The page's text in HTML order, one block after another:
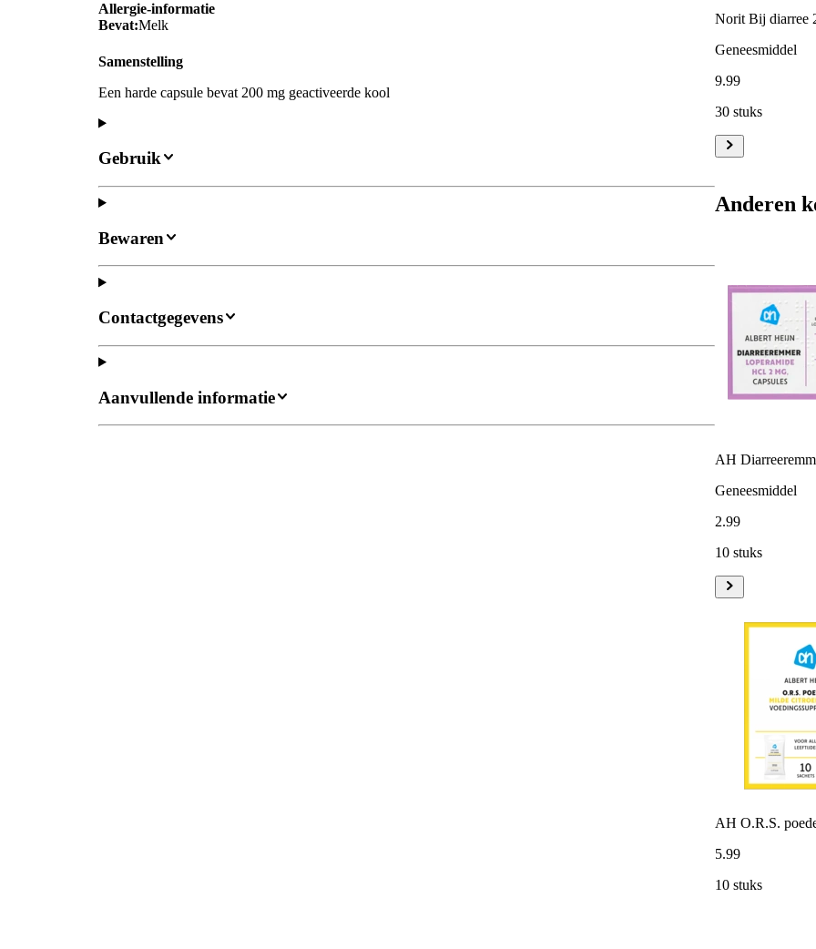
Allergie-informatie
Bevat:Melk
Samenstelling
Een harde capsule bevat 200 mg geactiveerde kool
Gebruik
Bewaren
Contactgegevens
Aanvullende informatie
Norit Bij diarree
Geneesmiddel
9.99
30 stuks
Anderen
AH
Geneesmiddel
2.99
10 stuks
AH O.R.S.
5.99
10 stuks